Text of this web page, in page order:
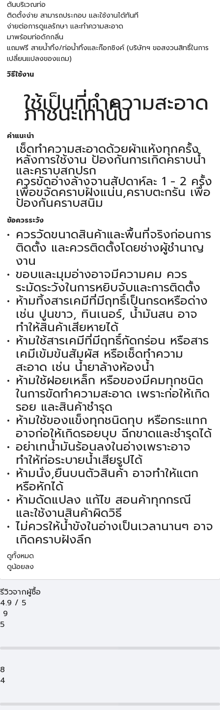
ตันบริเวณท่อ
ติดตั้งง่าย สามารถประกอบ และใช้งานได้ทันที
ง่ายต่อการดูแลรักษา และทำความสะอาด
มาพร้อมท่อดักกลิ่น
แถมฟรี สายน้ำทิ้ง/ท่อน้ำทิ้งและก๊อกซิงค์ (บริษัทฯ ขอสงวนสิทธิ์ในการ
เปลี่ยนแปลงของแถม)
วิธีใช้งาน
ใช้เป็นที่ทำความสะอาด
ภาชนะเท่านั้น
คำแนะนำ
เช็ดทำความสะอาดด้วยผ้าแห้งทุกครั้ง
หลังการใช้งาน ป้องกันการเกิดคราบน้ำ
และคราบสกปรก
ควรขัดอ่างล้างจานสัปดาห์ละ 1 - 2 ครั้ง
เพื่อขจัดคราบฝังแน่น,คราบตะกรัน เพื่อ
ป้องกันคราบสนิม
ข้อควรระวัง
ควรวัดขนาดสินค้าและพื้นที่จริงก่อนการ
ติดตั้ง และควรติดตั้งโดยช่างผู้ชำนาญ
งาน
ขอบและมุมอ่างอาจมีความคม ควร
ระมัดระวังในการหยิบจับและการติดตั้ง
ห้ามทิ้งสารเคมีที่มีฤทธิ์เป็นกรดหรือด่าง
เช่น ปูนขาว, ทินเนอร์, น้ำมันสน อาจ
ทำให้สินค้าเสียหายได้
ห้ามใช้สารเคมีที่มีฤทธิ์กัดกร่อน หรือสาร
เคมีเข้มข้นสัมผัส หรือเช็ดทำความ
สะอาด เช่น น้ำยาล้างห้องน้ำ
ห้ามใช้ฝอยเหล็ก หรือของมีคมทุกชนิด
ในการขัดทำความสะอาด เพราะก่อให้เกิด
รอย และสินค้าชำรุด
ห้ามใช้ของแข็งทุกชนิดทุบ หรือกระแทก
อาจก่อให้เกิดรอยบุบ ฉีกขาดและชำรุดได้
อย่าเทน้ำมันร้อนลงในอ่างเพราะอาจ
ทำให้ท่อระบายน้ำเสียรูปได้
ห้ามนั่ง,ยืนบนตัวสินค้า อาจทำให้แตก
หรือหักได้
ห้ามดัดแปลง แก้ไข สอนค้าทุกกรณี
และใช้งานสินค้าผิดวิธี
ไม่ควรให้น้ำขังในอ่างเป็นเวลานานๆ อาจ
เกิดคราบฝังลึก
ดูทั้งหมด
ดูน้อยลง
รีวิวจากผู้ซื้อ
4.9 / 5
9
5
8
4